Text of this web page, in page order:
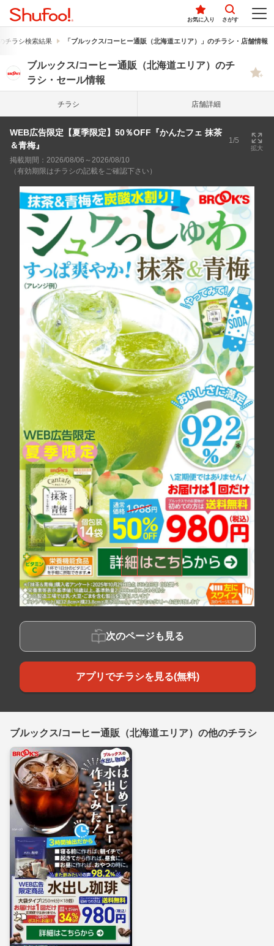
お気に入り さがす
チラシ検索結果 「ブルックス/コーヒー通販（北海道エリア）」のチラシ・店舗情報
ブルックス/コーヒー通販（北海道エリア）のチ
ラシ・セール情報
チラシ 店舗詳細
WEB広告限定【夏季限定】50％OFF『かんたフェ 抹茶
＆青梅』
1/5
拡大
掲載期間：2026/08/06～2026/08/10
（有効期限はチラシの記載をご確認下さい）
次のページも見る
アプリでチラシを見る(無料)
ブルックス/コーヒー通販（北海道エリア）の他のチラシ